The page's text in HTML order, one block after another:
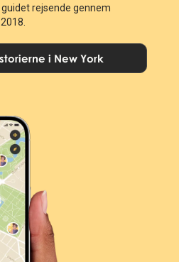
guidet rejsende gennem
i New York